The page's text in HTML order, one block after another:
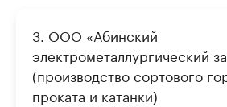
3. ООО «Абинский
электрометаллургический
(производство сортового
проката и катанки)